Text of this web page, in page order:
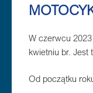
W czerwcu
kwietniu br. Jest
Od początku